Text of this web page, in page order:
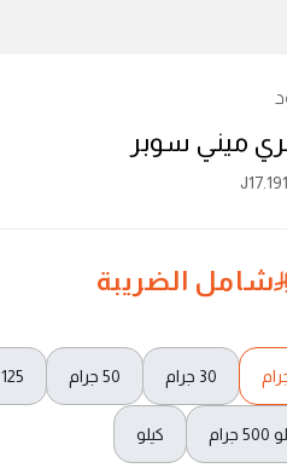
ميني سوبر
J17.191
شامل الضريبة
30 جرام 50 جرام 125 جرام
كيلو